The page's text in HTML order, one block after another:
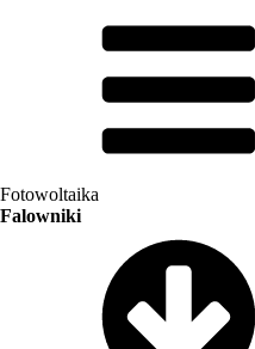
Fotowoltaika
Falowniki